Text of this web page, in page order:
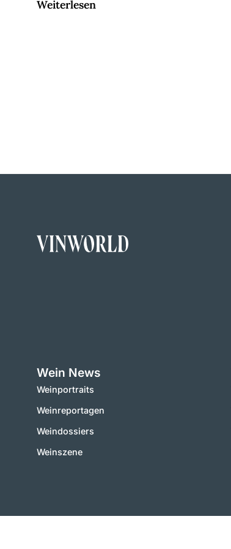
Weiterlesen
Wein News
Weinportraits
Weinreportagen
Weindossiers
Weinszene